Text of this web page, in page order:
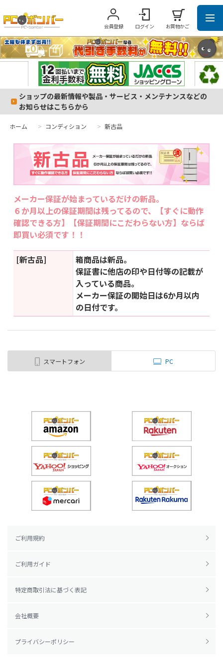
会員登録 ログイン お買物かご
ショップの最新情報や製品・サービス・メンテナンスなどの
お知らせはこちらから
ホーム > コンディション > 新古品
メーカー保証が始まっているだけの新品。
６か月以上の保証期間は残ってるので、【すぐに動作
確認できる方】【保証期間にこだわらない方】ならば
即買い必須です！！
[新古品]
箱商品は新品。
保証書に他店の印や日付等の記載が
入っている商品。
メーカー保証の開始日は6か月以内
の日付です。
スマートフォン PC
ご利用規約
ご利用ガイド
特定商取引法に基づく表記
会社概要
プライバシーポリシー